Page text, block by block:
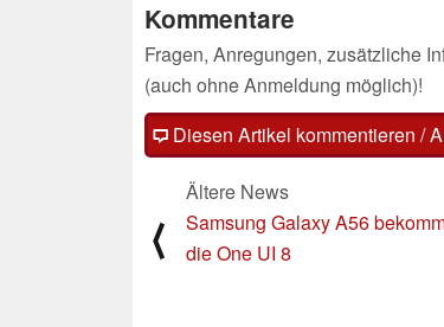
Kommentare
Fragen, Anregungen, zusätzliche
(auch ohne Anmeldung möglich)!
Diesen Artikel kommentieren /
⟨
Ältere News
Samsung Galaxy A56
die One UI 8